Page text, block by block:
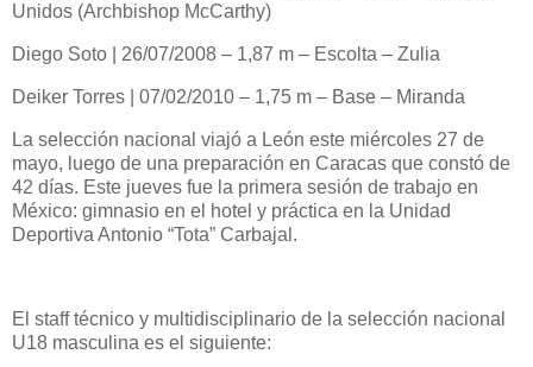
Unidos (Archbishop McCarthy)
Diego Soto | 26/07/2008 – 1,87 m – Escolta – Zulia
Deiker Torres | 07/02/2010 – 1,75 m – Base – Miranda
La selección nacional viajó a León este miércoles 27 de
mayo, luego de una preparación en Caracas que constó de
42 días. Este jueves fue la primera sesión de trabajo en
México: gimnasio en el hotel y práctica en la Unidad
Deportiva Antonio “Tota” Carbajal.
El staff técnico y multidisciplinario de la selección nacional
U18 masculina es el siguiente: